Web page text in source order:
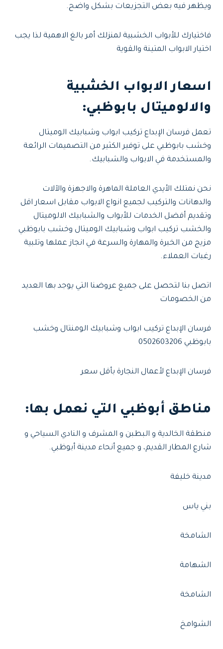
ويظهر فيه بعض التجزيعات بشكل واضح.
فاختيارك للأبواب الخشبية لمنزلك أمر بالغ الاهمية لذا يجب
اختيار الابواب المتينة والقوية
اسعار الابواب الخشبية
والالوميتال بابوظبي:
تعمل فرسان الإبداع تركيب ابواب وشبابيك الوميتال
وخشب بابوظبي على توفير الكثير من التصميمات الرائعة
والمستخدمة في الابواب والشبابيك.
نحن نمتلك الأيدي العاملة الماهرة والاجهزة والآلات
والدهانات والتركيب لجميع انواع الابواب مقابل اسعار اقل
وتقديم أفضل الخدمات للأبواب والشبابيك الالوميتال
والخشب تركيب ابواب وشبابيك الوميتال وخشب بابوظبي
مزيج من الخبرة والمهارة والسرعة في انجاز عملها وتلبية
رغبات العملاء.
اتصل بنا لتحصل على جميع عروضنا التي يوجد بها العديد
من الخصومات
فرسان الإبداع تركيب ابواب وشبابيك الومنتال وخشب
بابوظبي 0502603206
فرسان الإبداع لأعمال النجارة بأقل سعر
مناطق أبوظبي التي نعمل بها:
منطقة الخالدية و البطبن و المشرف و النادي السياحي و
شارع المطار القديم، و جميع أنحاء مدينة أبوظبي.
مدينة خليفة
بني ياس
الشامخة
الشهامة
الشامخة
الشوامخ